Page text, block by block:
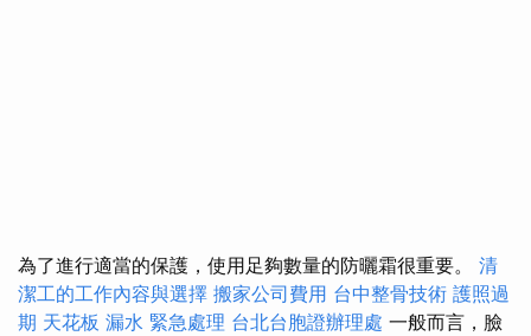
為了進行適當的保護，使用足夠數量的防曬霜很重要。 清
潔工的工作內容與選擇 搬家公司費用 台中整骨技術 護照過
期 天花板 漏水 緊急處理 台北台胞證辦理處 一般而言，臉